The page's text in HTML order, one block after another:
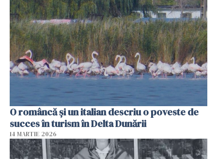
O româncă și un italian descriu o poveste de
succes în turism în Delta Dunării
14 MARTIE 2026